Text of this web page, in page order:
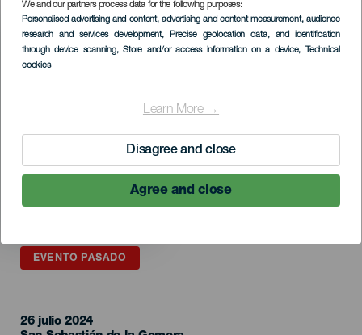
We and our partners process data for the following purposes:
Personalised advertising and content, advertising and content measurement, audience
research and services development, Precise geolocation data, and identification
through device scanning, Store and/or access information on a device, Technical
cookies
Learn More →
Disagree and close
Agree and close
Imagen
Listado
EVENTO PASADO
26 julio 2024